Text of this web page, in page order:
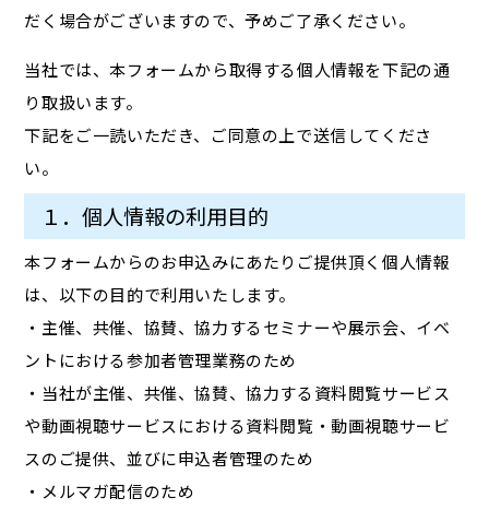
だく場合がございますので、予めご了承ください。
当社では、本フォームから取得する個人情報を下記の通
り取扱います。
下記をご一読いただき、ご同意の上で送信してくださ
い。
１．個人情報の利用目的
本フォームからのお申込みにあたりご提供頂く個人情報
は、以下の目的で利用いたします。
・主催、共催、協賛、協力するセミナーや展示会、イベ
ントにおける参加者管理業務のため
・当社が主催、共催、協賛、協力する資料閲覧サービス
や動画視聴サービスにおける資料閲覧・動画視聴サービ
スのご提供、並びに申込者管理のため
・メルマガ配信のため